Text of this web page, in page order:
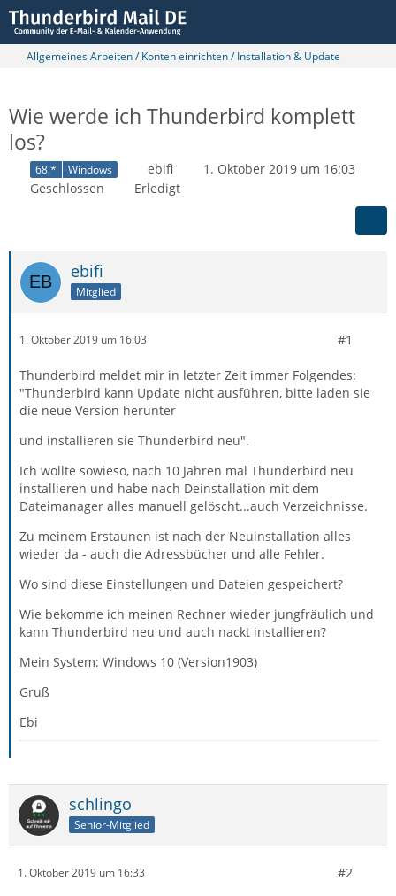
Allgemeines Arbeiten / Konten einrichten / Installation & Update
Wie werde ich Thunderbird komplett
los?
68.* Windows ebifi
1. Oktober 2019 um 16:03
Geschlossen
Erledigt
ebifi
Mitglied
1. Oktober 2019 um 16:03 #1
Thunderbird meldet mir in letzter Zeit immer Folgendes:
"Thunderbird kann Update nicht ausführen, bitte laden sie
die neue Version herunter
und installieren sie Thunderbird neu".
Ich wollte sowieso, nach 10 Jahren mal Thunderbird neu
installieren und habe nach Deinstallation mit dem
Dateimanager alles manuell gelöscht...auch Verzeichnisse.
Zu meinem Erstaunen ist nach der Neuinstallation alles
wieder da - auch die Adressbücher und alle Fehler.
Wo sind diese Einstellungen und Dateien gespeichert?
Wie bekomme ich meinen Rechner wieder jungfräulich und
kann Thunderbird neu und auch nackt installieren?
Mein System: Windows 10 (Version1903)
Gruß
Ebi
schlingo
Senior-Mitglied
1. Oktober 2019 um 16:33 #2